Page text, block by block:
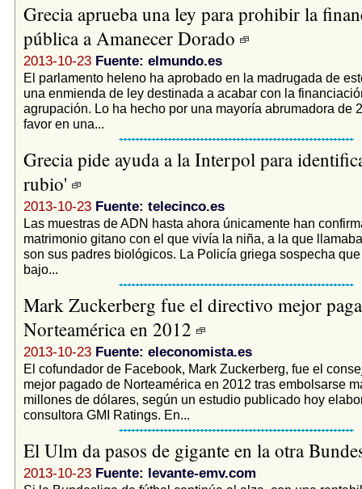
Grecia aprueba una ley para prohibir la
pública a Amanecer Dorado
2013-10-23 Fuente: elmundo.es
El parlamento heleno ha aprobado en la madrugada de
una enmienda de ley destinada a acabar con la
agrupación. Lo ha hecho por una mayoría abrumadora de
favor en una...
Grecia pide ayuda a la Interpol para
rubio'
2013-10-23 Fuente: telecinco.es
Las muestras de ADN hasta ahora únicamente han
matrimonio gitano con el que vivía la niña, a la que
son sus padres biológicos. La Policía griega sospecha
bajo...
Mark Zuckerberg fue el directivo mejor
Norteamérica en 2012
2013-10-23 Fuente: eleconomista.es
El cofundador de Facebook, Mark Zuckerberg, fue el
mejor pagado de Norteamérica en 2012 tras embolsarse
millones de dólares, según un estudio publicado hoy
consultora GMI Ratings. En...
El Ulm da pasos de gigante en la otra
2013-10-23 Fuente: levante-emv.com